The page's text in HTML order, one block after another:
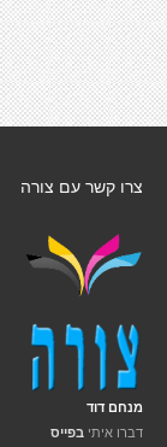
צרו קשר עם צורה
מנחם דוד
דברו איתי בפייס